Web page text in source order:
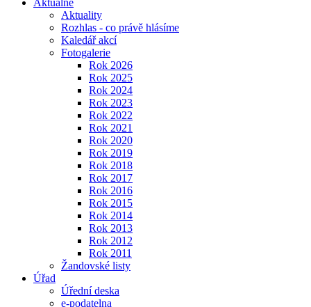
Aktuálně
Aktuality
Rozhlas - co právě hlásíme
Kaledář akcí
Fotogalerie
Rok 2026
Rok 2025
Rok 2024
Rok 2023
Rok 2022
Rok 2021
Rok 2020
Rok 2019
Rok 2018
Rok 2017
Rok 2016
Rok 2015
Rok 2014
Rok 2013
Rok 2012
Rok 2011
Žandovské listy
Úřad
Úřední deska
e-podatelna